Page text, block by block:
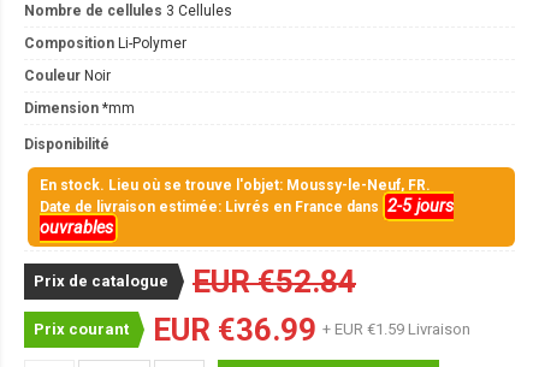
Nombre de cellules 3 Cellules
Composition Li-Polymer
Couleur Noir
Dimension *mm
Disponibilité
En stock. Lieu où se trouve l'objet: Moussy-le-Neuf, FR.
Date de livraison estimée: Livrés en France dans 2-5 jours
ouvrables
Prix de catalogue EUR €52.84
Prix courant EUR €36.99 + EUR €1.59 Livraison